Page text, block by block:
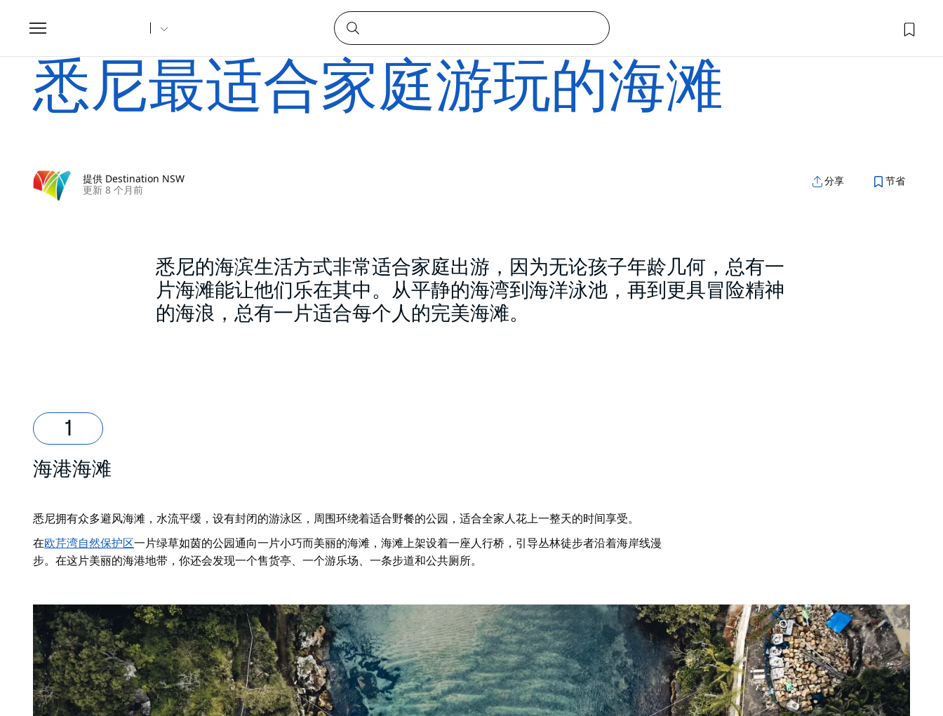
Toggle
navigation
悉尼最适合家庭游玩的海滩
提供 Destination NSW
更新 8 个月前
分享 节省
悉尼的海滨生活方式非常适合家庭出游，因为无论孩子年龄几何，总有一
片海滩能让他们乐在其中。从平静的海湾到海洋泳池，再到更具冒险精神
的海浪，总有一片适合每个人的完美海滩。
海港海滩
悉尼拥有众多避风海滩，水流平缓，设有封闭的游泳区，周围环绕着适合野餐的公园，适合全家人花上一整天的时间享受。
在欧芹湾自然保护区一片绿草如茵的公园通向一片小巧而美丽的海滩，海滩上架设着一座人行桥，引导丛林徒步者沿着海岸线漫
步。在这片美丽的海港地带，你还会发现一个售货亭、一个游乐场、一条步道和公共厕所。